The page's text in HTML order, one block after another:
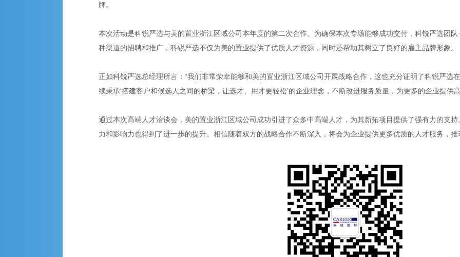
牌。
本次活动是科锐严选与美的置业浙江区域公司本年度的第二次合作。为确保本次专场能够成功交付，科锐严选团
种渠道的招聘和推广，科锐严选不仅为美的置业提供了优质人才资源，同时还帮助其树立了良好的雇主品牌形象。
正如科锐严选总经理所言：“我们非常荣幸能够和美的置业浙江区域公司开展战略合作，这也充分证明了科锐严选
续秉承‘搭建客户和候选人之间的桥梁，让选才、用才更轻松’的企业理念，不断改进服务质量，为更多的企业提供
通过本次高端人才洽谈会，美的置业浙江区域公司成功引进了众多中高端人才，为其新拓项目提供了强有力的支持
力和影响力也得到了进一步的提升。相信随着双方的战略合作不断深入，将会为企业提供更多优质的人才服务，